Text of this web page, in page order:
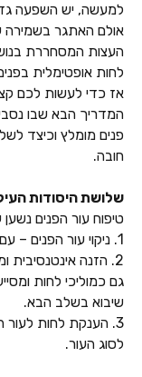
למעשה, יש השפעה
אולם האתגר בשמירה
העצות המסחררת
לחות אופטימלית
אז כדי לעשות לכם
המדריך הבא שבו
פנים מומלץ וכיצד
חובה.
שלושת היסודות
טיפוח עור הפנים
1. ניקוי עור הפנים – עם מי פנים וסבון פנים המתאימים לסוג העור.
2. הזנה
גם כמוליכי לחות
שיבוא בשלב הבא.
3. הענקת לחות
לסוג העור.